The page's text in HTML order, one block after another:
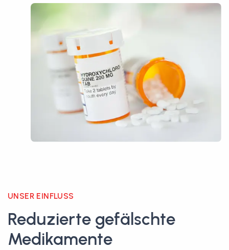
UNSER EINFLUSS
Reduzierte gefälschte
Medikamente